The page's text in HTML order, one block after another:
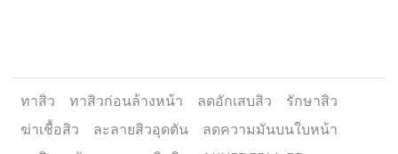
ทาสิว ทาสิวก่อนล้างหน้า ลดอักเสบสิว
รักษาสิว
ฆ่าเชื้อสิว
ละลายสิวอุดตัน
ลดความมันบนใบหน้า